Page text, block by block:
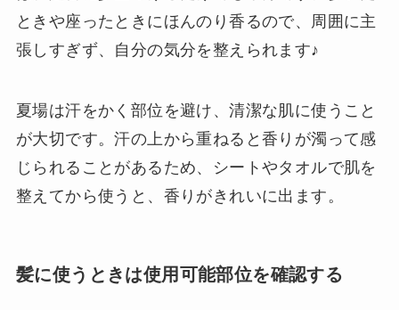
ときや座ったときにほんのり香るので、周囲に主
張しすぎず、自分の気分を整えられます♪
夏場は汗をかく部位を避け、清潔な肌に使うこと
が大切です。汗の上から重ねると香りが濁って感
じられることがあるため、シートやタオルで肌を
整えてから使うと、香りがきれいに出ます。
髪に使うときは使用可能部位を確認する